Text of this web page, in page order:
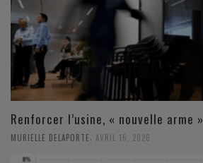
Renforcer l’usine, « nouvelle arme »
MURIELLE DELAPORTE, AVRIL 15, 2026